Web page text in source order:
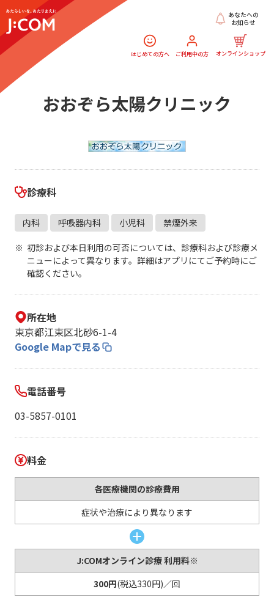
はじめての方へ ご利用中の方 オンラインショップ
あなたへの
お知らせ
おおぞら太陽クリニック
診療科
内科 呼吸器内科 小児科 禁煙外来
初診および本日利用の可否については、診療科および診療メ
ニューによって異なります。詳細はアプリにてご予約時にご
確認ください。
所在地
東京都江東区北砂6-1-4
Google Mapで見る
電話番号
03-5857-0101
料金
各医療機関の診療費用
症状や治療により異なります
J:COMオンライン診療 利用料※
300円(税込330円)／回